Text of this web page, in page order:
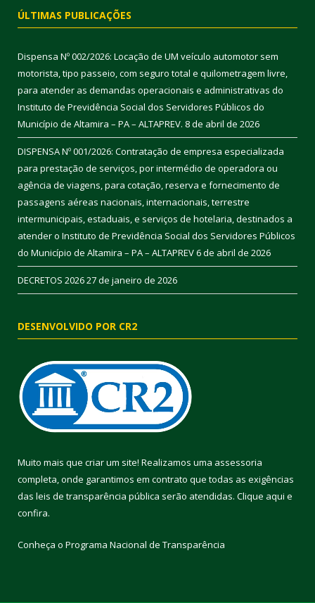
ÚLTIMAS PUBLICAÇÕES
Dispensa Nº 002/2026: Locação de UM veículo automotor sem
motorista, tipo passeio, com seguro total e quilometragem livre,
para atender as demandas operacionais e administrativas do
Instituto de Previdência Social dos Servidores Públicos do
Município de Altamira – PA – ALTAPREV. 8 de abril de 2026
DISPENSA Nº 001/2026: Contratação de empresa especializada
para prestação de serviços, por intermédio de operadora ou
agência de viagens, para cotação, reserva e fornecimento de
passagens aéreas nacionais, internacionais, terrestre
intermunicipais, estaduais, e serviços de hotelaria, destinados a
atender o Instituto de Previdência Social dos Servidores Públicos
do Município de Altamira – PA – ALTAPREV6 de abril de 2026
DECRETOS 202627 de janeiro de 2026
DESENVOLVIDO POR CR2
Muito mais que criar um site! Realizamos uma assessoria
completa, onde garantimos em contrato que todas as exigências
das leis de transparência pública serão atendidas. Clique aqui e
confira.
Conheça o Programa Nacional de Transparência